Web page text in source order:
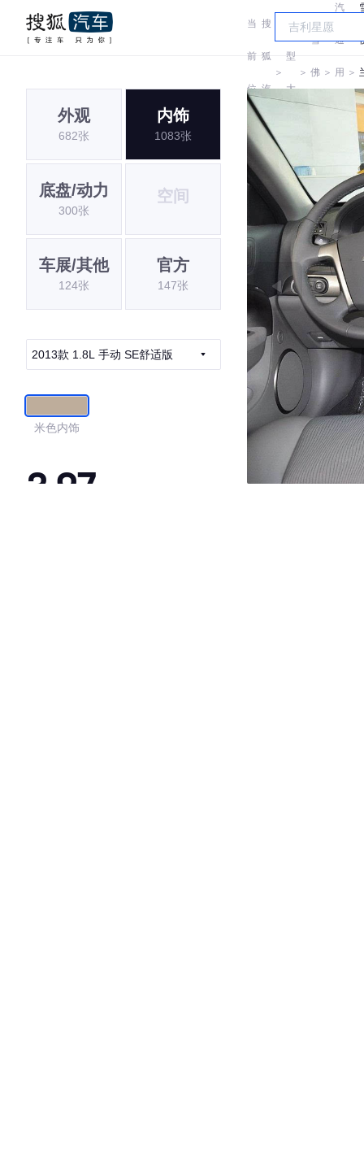
当
前
位
置:
搜
狐
汽
车
＞
车
型
大
＞
雪
佛
兰
＞
汽
通
用 ＞
外观
682张
内饰
1083张
底盘/动力
300张
空间
车展/其他
124张
官方
147张
2013款 1.8L 手动 SE舒适版
米色内饰
3.97